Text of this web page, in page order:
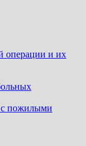
операции и их
с пожилыми